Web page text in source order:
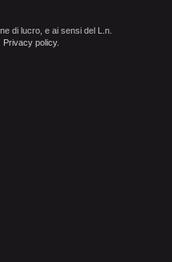
di lucro, e ai sensi del L.n.
Privacy policy.